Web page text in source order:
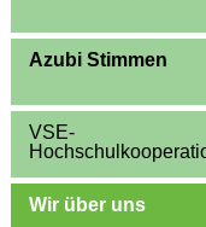
Azubi Stimmen
VSE-
Wir über uns